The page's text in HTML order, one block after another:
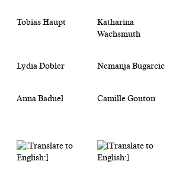
Tobias Haupt
Katharina
Wachsmuth
Lydia Dobler Nemanja Bugarcic
Anna Baduel Camille Gouton